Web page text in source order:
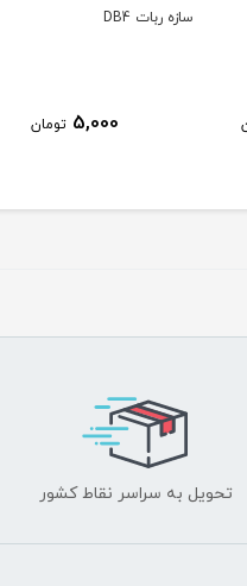
سازه ربات شوتر
5,000 تومان
تحویل به سراسر نقاط کشور